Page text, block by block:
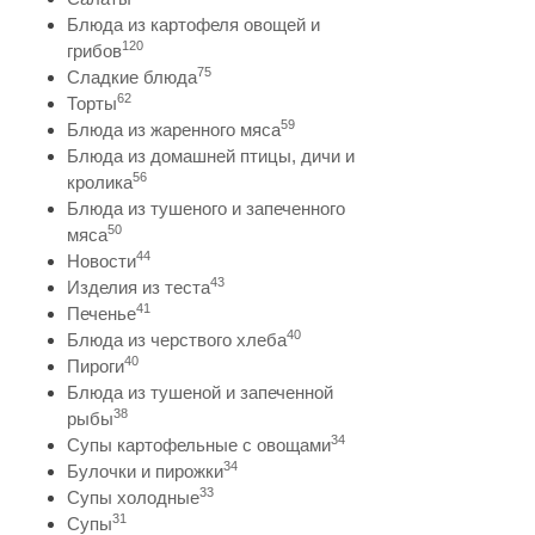
Блюда из картофеля овощей и
грибов120
Сладкие блюда75
Торты62
Блюда из жаренного мяса59
Блюда из домашней птицы, дичи и
кролика56
Блюда из тушеного и запеченного
мяса50
Новости44
Изделия из теста43
Печенье41
Блюда из черствого хлеба40
Пироги40
Блюда из тушеной и запеченной
рыбы38
Супы картофельные с овощами34
Булочки и пирожки34
Супы холодные33
Супы31